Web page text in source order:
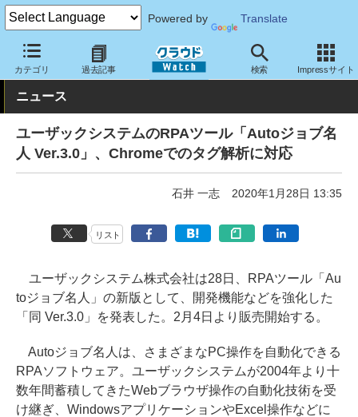
Powered by Translate
カテゴリ 過去記事 検索 Impressサイト
クラウド Watch サービス・ソフト ソフトウェア ミドルウェア
ニュース
ユーザックシステムのRPAツール「Autoジョブ名
人 Ver.3.0」、Chromeでのタグ解析に対応
石井 一志 2020年1月28日 13:35
リスト
ユーザックシステム株式会社は28日、RPAツール「Au
toジョブ名人」の新版として、開発機能などを強化した
「同 Ver.3.0」を発表した。2月4日より販売開始する。
Autoジョブ名人は、さまざまなPC操作を自動化できる
RPAソフトウェア。ユーザックシステムが2004年より十
数年間蓄積してきたWebブラウザ操作の自動化技術を受
け継ぎ、WindowsアプリケーションやExcel操作などに